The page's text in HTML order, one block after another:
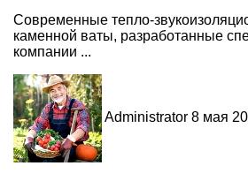
Современные тепло-
каменной ваты, разработанные
компании ...
Administrator 8 мая